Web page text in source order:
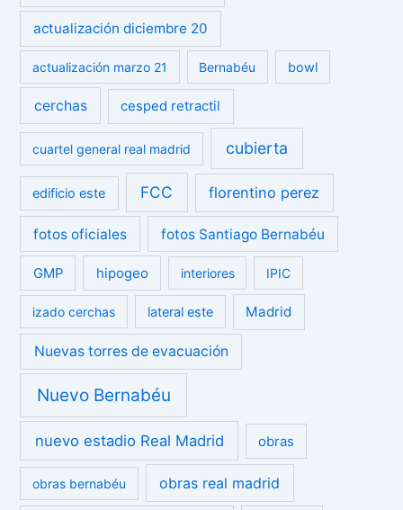
actualización diciembre 20
actualización marzo 21 Bernabéu bowl
cerchas cesped retractil
cuartel general real madrid cubierta
edificio este FCC florentino perez
fotos oficiales fotos Santiago Bernabéu
GMP hipogeo interiores IPIC
izado cerchas lateral este Madrid
Nuevas torres de evacuación
Nuevo Bernabéu
nuevo estadio Real Madrid obras
obras bernabéu obras real madrid